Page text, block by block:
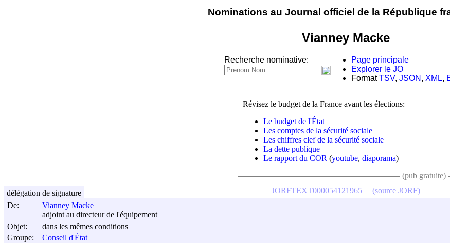
Nominations au Journal officiel de la République
Vianney Macke
Recherche nominative:
Page principale
Explorer le JO
FormatTSV, JSON , XML,
Révisez le budget de la France avant les élections:
Le budget de l'État
Les comptes de la sécurité sociale
Les chiffres clef de la sécurité sociale
La dette publique
Le rapport du COR (youtube, diaporama)
(pub gratuite)
De:
Vianney Macke
adjoint au directeur de l'équipement
Objet:
dans les mêmes conditions
Groupe:
Conseil d'État
JORFTEXT000054121965 (source JORF)
délégation de signature